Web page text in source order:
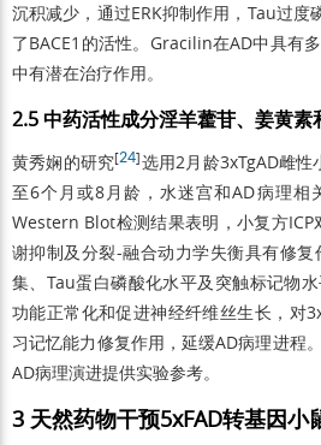
沉积减少，通过ERK抑制作用，Tau过
了BACE1的活性。Gracilin在AD中具有
中有潜在治疗作用。
2.5 中药活性成分淫羊藿苷、姜黄素
黄秀娴的研究[24]选用2月龄3xTgAD雌性
至6个月或8月龄，水迷宫和AD病理相
Western Blot检测结果表明，小复方
谢抑制及分裂-融合动力学失衡具有修
集、Tau蛋白磷酸化水平及突触标记物
功能正常化和促进神经纤维丝生长，对
习记忆能力修复作用，延缓AD病理进程
AD病理演进提供实验参考。
3 天然药物干预5xFAD转基因小